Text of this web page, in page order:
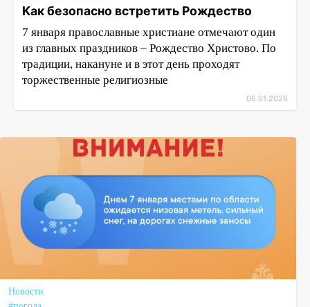
Как безопасно встретить Рождество
7 января православные христиане отмечают один
из главных праздников – Рождество Христово. По
традиции, накануне и в этот день проходят
торжественные религиозные
06.01.2026
Новости